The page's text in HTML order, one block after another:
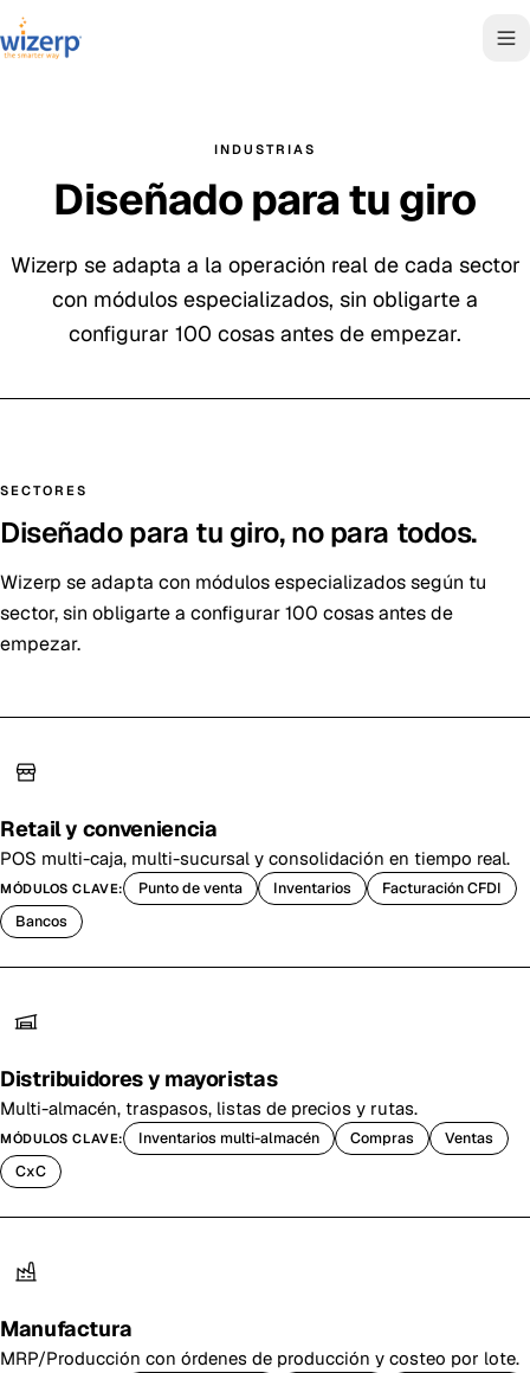
INDUSTRIAS
Diseñado para tu giro
Wizerp se adapta a la operación real de cada sector
con módulos especializados, sin obligarte a
configurar 100 cosas antes de empezar.
SECTORES
Diseñado para tu giro, no para todos.
Wizerp se adapta con módulos especializados según tu
sector, sin obligarte a configurar 100 cosas antes de
empezar.
Retail y conveniencia
POS multi-caja, multi-sucursal y consolidación en tiempo real.
MÓDULOS CLAVE: Punto de venta Inventarios
Facturación CFDI
Bancos
Distribuidores y mayoristas
Multi-almacén, traspasos, listas de precios y rutas.
MÓDULOS CLAVE: Inventarios multi-almacén Compras
Ventas
CxC
Manufactura
MRP/Producción con órdenes de producción y costeo por lote.